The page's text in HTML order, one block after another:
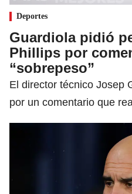
Deportes
Guardiola pidió
Phillips por
“sobrepeso”
El director técnico Josep
por un comentario que